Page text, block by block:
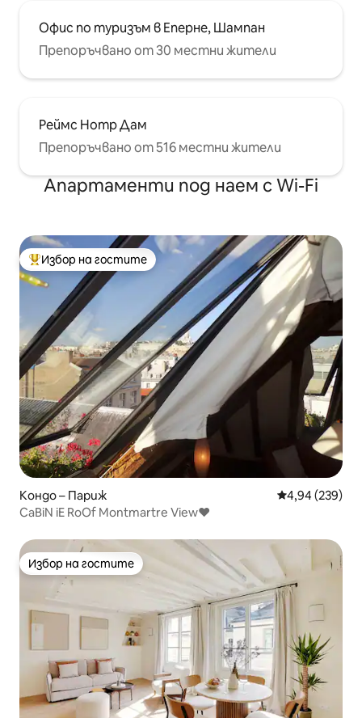
Офис по туризъм в Еперне, Шампан
Препоръчвано от 30 местни жители
Реймс Нотр Дам
Препоръчвано от 516 местни жители
Апартаменти под наем с Wi-Fi
Най-популярен избор на гостите
Избор на гостите
Кондо – Париж Средна
4,94 (239)
CaBiN iE RoOf Montmartre View♥
Избор на гостите
Избор на гостите